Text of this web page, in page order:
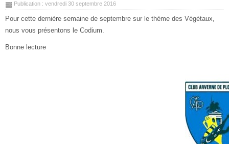
Publication : vendredi 30 septembre 2016
Pour cette dernière semaine de septembre sur le thème des Végétaux,
nous vous présentons le Codium.
Bonne lecture